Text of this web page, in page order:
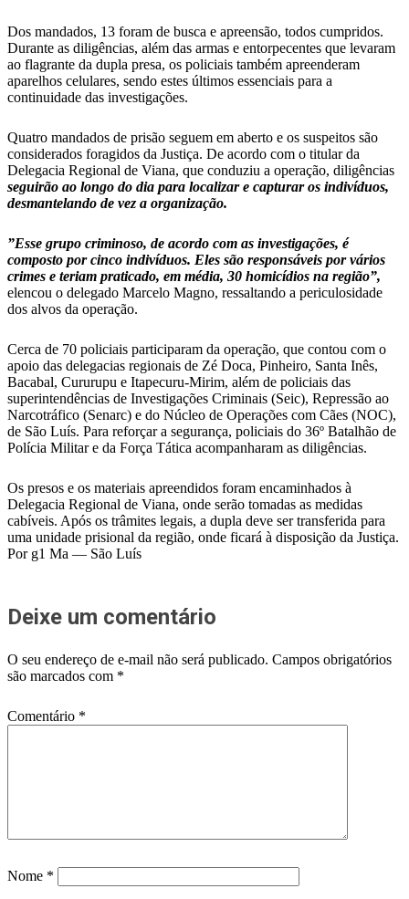
Dos mandados, 13 foram de busca e apreensão, todos cumpridos.
Durante as diligências, além das armas e entorpecentes que levaram
ao flagrante da dupla presa, os policiais também apreenderam
aparelhos celulares, sendo estes últimos essenciais para a
continuidade das investigações.
Quatro mandados de prisão seguem em aberto e os suspeitos são
considerados foragidos da Justiça. De acordo com o titular da
Delegacia Regional de Viana, que conduziu a operação, diligências
seguirão ao longo do dia para localizar e capturar os indivíduos,
desmantelando de vez a organização.
”Esse grupo criminoso, de acordo com as investigações, é
composto por cinco indivíduos. Eles são responsáveis por vários
crimes e teriam praticado, em média, 30 homicídios na região”,
elencou o delegado Marcelo Magno, ressaltando a periculosidade
dos alvos da operação.
Cerca de 70 policiais participaram da operação, que contou com o
apoio das delegacias regionais de Zé Doca, Pinheiro, Santa Inês,
Bacabal, Cururupu e Itapecuru-Mirim, além de policiais das
superintendências de Investigações Criminais (Seic), Repressão ao
Narcotráfico (Senarc) e do Núcleo de Operações com Cães (NOC),
de São Luís. Para reforçar a segurança, policiais do 36º Batalhão de
Polícia Militar e da Força Tática acompanharam as diligências.
Os presos e os materiais apreendidos foram encaminhados à
Delegacia Regional de Viana, onde serão tomadas as medidas
cabíveis. Após os trâmites legais, a dupla deve ser transferida para
uma unidade prisional da região, onde ficará à disposição da Justiça.
Por g1 Ma — São Luís
Deixe um comentário
O seu endereço de e-mail não será publicado. Campos obrigatórios
são marcados com *
Comentário *
Nome *